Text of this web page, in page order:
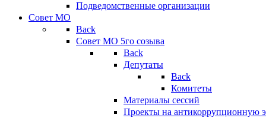
Подведомственные организации
Совет МО
Back
Совет МО 5го созыва
Back
Депутаты
Back
Комитеты
Материалы сессий
Проекты на антикоррупционную